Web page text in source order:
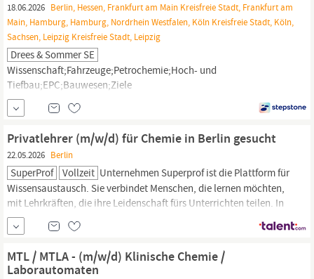
18.06.2026 Berlin, Hessen, Frankfurt am Main Kreisfreie Stadt, Frankfurt am
Main, Hamburg, Hamburg, Nordrhein Westfalen, Köln Kreisfreie Stadt, Köln,
Sachsen, Leipzig Kreisfreie Stadt, Leipzig
Drees & Sommer SE
Wissenschaft;Fahrzeuge;Petrochemie;Hoch- und
Tiefbau;EPC;Bauwesen;Ziele
Prozesse;Allgemeine
Chemie;Verfahrenstechnik;Berichterstattung,
Privatlehrer (m/w/d) für Chemie in Berlin gesucht
22.05.2026 Berlin
SuperProf Vollzeit Unternehmen Superprof ist die Plattform für
Wissensaustausch. Sie verbindet Menschen, die lernen möchten,
mit Lehrkräften, die ihre Leidenschaft fürs Unterrichten teilen. In
nur 10 Jahren ist Superprof zum weltweiten Marktführer für
Privatunterricht geworden und heute in mehr als 70 Ländern
vertreten. Lehrkräfte können aus über 2.000 Fächern wählen –
Musik, Sprachen,...
MTL / MTLA - (m/w/d) Klinische Chemie /
Laborautomaten